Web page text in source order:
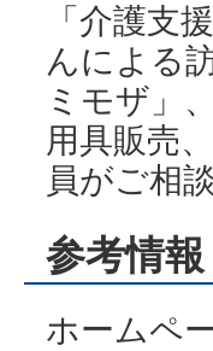
「介護支
んによる
ミモザ」
用具販売
員がご相
参考情報
ホームペ